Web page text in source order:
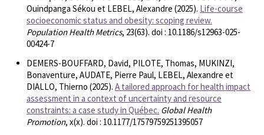
Ouindpanga Sékou et LEBEL, Alexandre (2025). Life-course
socioeconomic status and obesity: scoping review.
Population Health Metrics, 23(63). doi : 10.1186/s12963-025-
00424-7
DEMERS-BOUFFARD, David, PILOTE, Thomas, MUKINZI,
Bonaventure, AUDATE, Pierre Paul, LEBEL, Alexandre et
DIALLO, Thierno (2025). A tailored approach for health impact
assessment in a context of uncertainty and resource
constraints: a case study in Québec. Global Health
Promotion, x(x). doi : 10.1177/17579759251395057